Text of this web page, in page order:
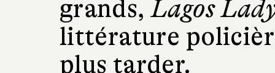
grands,Lagos
littérature
plus tarder.